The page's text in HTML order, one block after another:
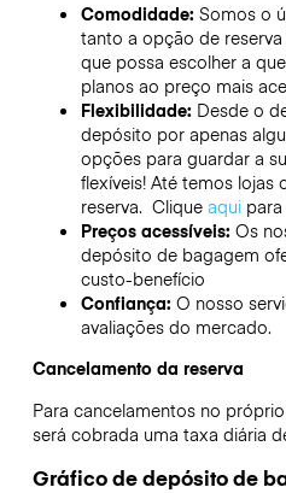
Comodidade: Somos o
tanto a opção de
que possa escolher a
planos ao preço mais
Flexibilidade: Desde o
depósito por apenas
opções para guardar a
flexíveis! Até temos lojas
reserva. Clique aquipara
Preços acessíveis: Os
depósito de bagagem
custo-benefício
Confiança: O nosso
avaliações do mercado.
Cancelamento da reserva
Para cancelamentos no
será cobrada uma taxa diária
Gráfico de depósito de